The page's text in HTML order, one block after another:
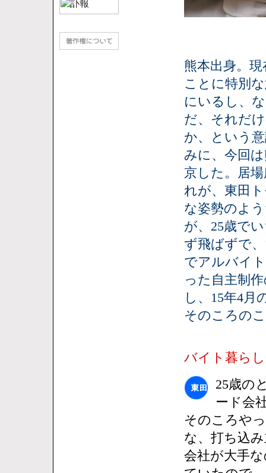
熊本出身。
ことに特別
にいるし、
だ、それだ
か、という
みに、今回
京した。居
れが、東田
な姿勢のよ
が、25歳で
ず飛ばずで
でアルバイ
った自主制
し、15年4月
そのころの
バイト暮ら
25歳の
ード会
そのころや
な、打ち込
会社が大手